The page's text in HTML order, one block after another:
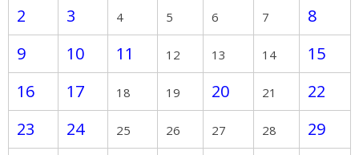
2
3 4 5 6 7
8
9
10 11 12 13 14
15
16
17 18 19 20 21
22
23
24 25 26 27 28
29